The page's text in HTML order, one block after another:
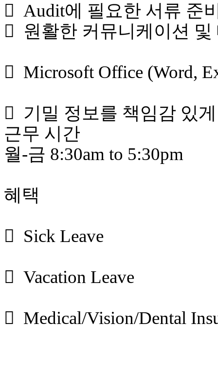
 Audit에 필요한 서류 준
 원활한 커뮤니케이션 및
 Microsoft Office (Word,
 기밀 정보를 책임감 있
근무 시간
월-금 8:30am to 5:30pm
혜택
 Sick Leave
 Vacation Leave
 Medical/Vision/Dental